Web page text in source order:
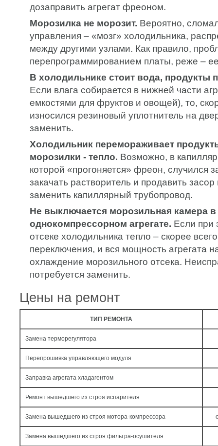
дозаправить агрегат фреоном.
Морозилка не морозит. Вероятно,
управления – «мозг» холодильника,
между другими узлами. Как правило,
перепрограммированием платы, реже –
В холодильнике стоит вода, продукты
Если влага собирается в нижней части
емкостями для фруктов и овощей), то,
износился резиновый уплотнитель на
заменить.
Холодильник перемораживает
морозилки - тепло. Возможно, в
которой «прогоняется» фреон, случился
закачать растворитель и продавить
заменить капиллярный трубопровод.
Не выключается морозильная камера в
однокомпрессорном агрегате. Если при
отсеке холодильника тепло – скорее
переключения, и вся мощность агрегата
охлаждение морозильного отсека.
потребуется заменить.
Цены на ремонт
ТИП РЕМОНТА
Замена терморегулятора
Перепрошивка управляющего модуля
Заправка агрегата хладагентом
Ремонт вышедшего из строя испарителя
Замена вышедшего из строя мотора-компрессора
Замена вышедшего из строя фильтра-осушителя